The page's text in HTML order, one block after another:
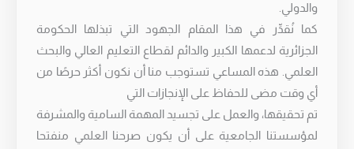
والدولي.
كما نُقدِّر في هذا المقام الجهود التي تبذلها الحكومة
الجزائرية لدعمها الكبير والدائم لقطاع التعليم العالي والبحث
العلمي. هذه المساعي تستوجب منا أن نكون أكثر حرصًا من
أي وقت مضى للحفاظ على الإنجازات التي
تم تحقيقها، والعمل على تجسيد المهمة السامية والمشرفة
لمؤسستنا الجامعية على أن يكون صرحنا العلمي منفتحا